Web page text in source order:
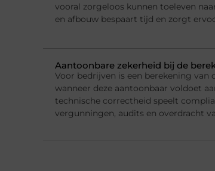
vooral zorgeloos kunnen toeleven
en afbouw bespaart tijd en zorgt
Aantoonbare zekerheid bij de
Voor bedrijven is een berekening van
wanneer deze aantoonbaar voldoet
technische correctheid speelt
vergunningen, audits en overdracht